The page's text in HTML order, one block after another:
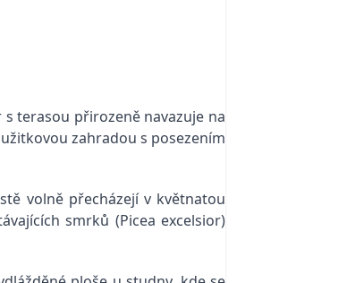
terasou přirozeně navazuje na
zahradou s posezením
volně přecházejí v květnatou
smrků (Picea excelsior)